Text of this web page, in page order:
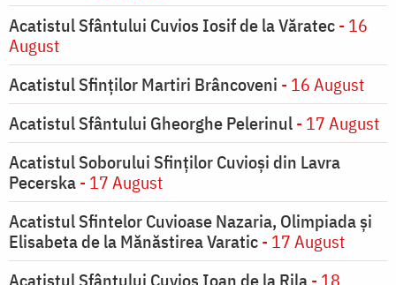
Acatistul Sfântului Cuvios Iosif de la Văratec- 16
August
Acatistul Sfinților Martiri Brâncoveni - 16 August
Acatistul Sfântului Gheorghe Pelerinul- 17 August
Acatistul Soborului Sfinților Cuvioși din Lavra
Pecerska- 17 August
Acatistul Sfintelor Cuvioase Nazaria, Olimpiada și
Elisabeta de la Mănăstirea Varatic- 17 August